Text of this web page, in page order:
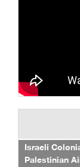
Israeli
Palestinian